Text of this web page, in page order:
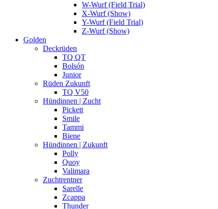
W-Wurf (Field Trial)
X-Wurf (Show)
Y-Wurf (Field Trial)
Z-Wurf (Show)
Golden
Deckrüden
TQ QT
Bolsón
Junior
Rüden Zukunft
TQ V50
Hündinnen | Zucht
Pickett
Smile
Tammi
Biene
Hündinnen | Zukunft
Polly
Quoy
Valimara
Zuchtrentner
Sarelle
Zcappa
Thunder